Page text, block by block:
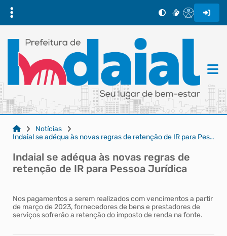
Notícias
Indaial se adéqua às novas regras de retenção de IR para Pessoa Jurídica
Indaial se adéqua às novas regras de
retenção de IR para Pessoa Jurídica
Nos pagamentos a serem realizados com vencimentos a partir
de março de 2023, fornecedores de bens e prestadores de
serviços sofrerão a retenção do imposto de renda na fonte.